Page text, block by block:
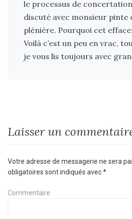
le processus de
discuté avec monsieur pinte
plénière. Pourquoi cet
Voilà c’est un peu en vrac,
je vous lis toujours avec
Laisser un
Votre adresse de messagerie ne sera
obligatoires sont indiqués avec*
Commentaire